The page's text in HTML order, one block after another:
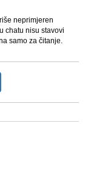
neprimjeren
chatu nisu stavovi
samo za čitanje.